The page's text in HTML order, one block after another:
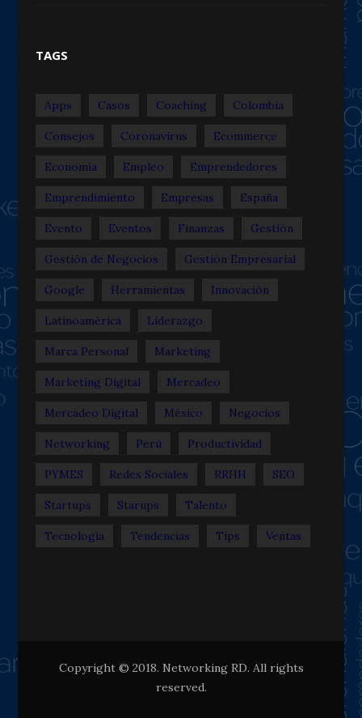
TAGS
Apps Casos Coaching Colombia
Consejos Coronavirus Ecommerce
Economía Empleo Emprendedores
Emprendimiento Empresas España
Evento Eventos Finanzas Gestión
Gestión de Negocios Gestión Empresarial
Google Herramientas Innovación
Latinoamérica Liderazgo
Marca Personal Marketing
Marketing Digital Mercadeo
Mercadeo Digital México Negocios
Networking Perú Productividad
PYMES Redes Sociales RRHH SEO
Startups Starups Talento
Tecnología Tendencias Tips Ventas
Copyright © 2018. Networking RD. All rights
reserved.